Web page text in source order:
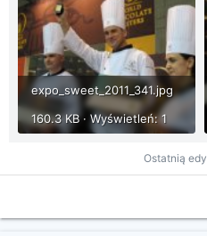
expo_sweet_2011_341.jpg
160.3 KB · Wyświetleń: 1
Ostatnią